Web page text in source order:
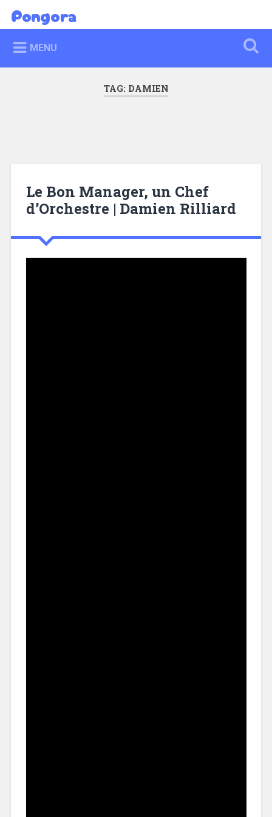
content
Search
Pongora
MENU
TAG: DAMIEN
Le Bon Manager, un Chef
d’Orchestre | Damien Rilliard